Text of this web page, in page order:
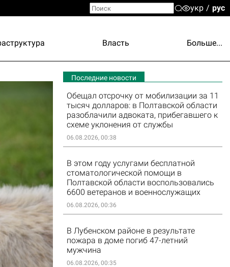
укр рус
Власть Больше...
Последние новости
Обещал отсрочку от мобилизации за 11
тысяч долларов: в Полтавской области
разоблачили адвоката, прибегавшего к
схеме уклонения от службы
06.08.2026, 00:38
В этом году услугами бесплатной
стоматологической помощи в
Полтавской области воспользовались
6600 ветеранов и военнослужащих
06.08.2026, 00:36
В Лубенском районе в результате
пожара в доме погиб 47-летний
мужчина
06.08.2026, 00:35